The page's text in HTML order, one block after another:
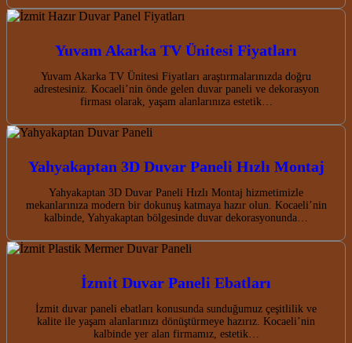
Yuvam Akarka TV Ünitesi Fiyatları
Yuvam Akarka TV Ünitesi Fiyatları araştırmalarınızda doğru
adrestesiniz. Kocaeli’nin önde gelen duvar paneli ve dekorasyon
firması olarak, yaşam alanlarınıza estetik…
Yahyakaptan 3D Duvar Paneli Hızlı Montaj
Yahyakaptan 3D Duvar Paneli Hızlı Montaj hizmetimizle
mekanlarınıza modern bir dokunuş katmaya hazır olun. Kocaeli’nin
kalbinde, Yahyakaptan bölgesinde duvar dekorasyonunda…
İzmit Duvar Paneli Ebatları
İzmit duvar paneli ebatları konusunda sunduğumuz çeşitlilik ve
kalite ile yaşam alanlarınızı dönüştürmeye hazırız. Kocaeli’nin
kalbinde yer alan firmamız, estetik…